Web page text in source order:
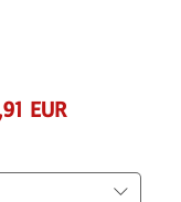
EURPreț